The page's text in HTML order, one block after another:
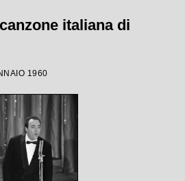
italiana di
1960